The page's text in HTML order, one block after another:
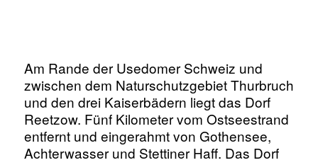
Am Rande der Usedomer Schweiz und
zwischen dem Naturschutzgebiet Thurbruch
und den drei Kaiserbädern liegt das Dorf
Reetzow. Fünf Kilometer vom Ostseestrand
entfernt und eingerahmt von Gothensee,
Achterwasser und Stettiner Haff. Das Dorf